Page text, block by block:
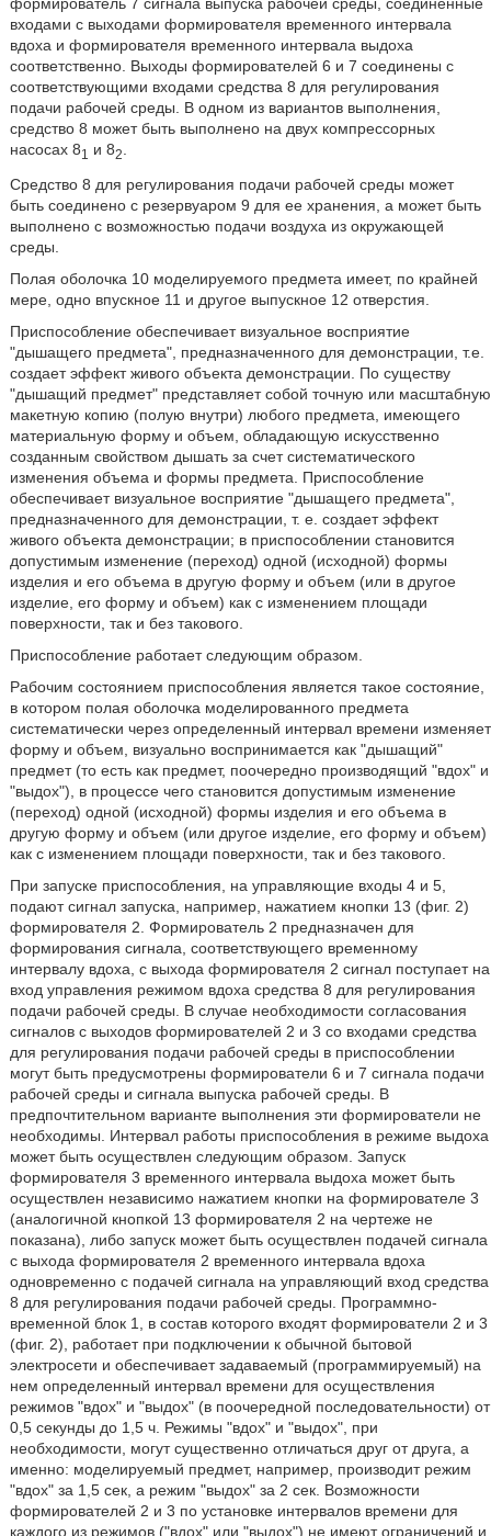
входами с выходами формирователя временного интервала
вдоха и формирователя временного интервала выдоха
соответственно. Выходы формирователей 6 и 7 соединены с
соответствующими входами средства 8 для регулирования
подачи рабочей среды. В одном из вариантов выполнения,
средство 8 может быть выполнено на двух компрессорных
насосах 81 и 82
Средство 8 для регулирования подачи рабочей среды может
быть соединено с резервуаром 9 для ее хранения, а может быть
выполнено с возможностью подачи воздуха из окружающей
среды.
Полая оболочка 10 моделируемого предмета имеет, по крайней
мере, одно впускное 11 и другое выпускное 12 отверстия.
Приспособление обеспечивает визуальное восприятие
"дышащего предмета", предназначенного для демонстрации, т.е.
создает эффект живого объекта демонстрации. По существу
"дышащий предмет" представляет собой точную или масштабную
макетную копию (полую внутри) любого предмета, имеющего
материальную форму и объем, обладающую искусственно
созданным свойством дышать за счет систематического
изменения объема и формы предмета. Приспособление
обеспечивает визуальное восприятие "дышащего предмета",
предназначенного для демонстрации, т. е. создает эффект
живого объекта демонстрации; в приспособлении становится
допустимым изменение (переход) одной (исходной) формы
изделия и его объема в другую форму и объем (или в другое
изделие, его форму и объем) как с изменением площади
поверхности, так и без такового.
Приспособление работает следующим образом.
Рабочим состоянием приспособления является такое состояние,
в котором полая оболочка моделированного предмета
систематически через определенный интервал времени изменяет
форму и объем, визуально воспринимается как "дышащий"
предмет (то есть как предмет, поочередно производящий "вдох" и
"выдох"), в процессе чего становится допустимым изменение
(переход) одной (исходной) формы изделия и его объема в
другую форму и объем (или другое изделие, его форму и объем)
как с изменением площади поверхности, так и без такового.
При запуске приспособления, на управляющие входы 4 и 5,
подают сигнал запуска, например, нажатием кнопки 13 (фиг. 2)
формирователя 2. Формирователь 2 предназначен для
формирования сигнала, соответствующего временному
интервалу вдоха, с выхода формирователя 2 сигнал поступает на
вход управления режимом вдоха средства 8 для регулирования
подачи рабочей среды. В случае необходимости согласования
сигналов с выходов формирователей 2 и 3 со входами средства
для регулирования подачи рабочей среды в приспособлении
могут быть предусмотрены формирователи 6 и 7 сигнала подачи
рабочей среды и сигнала выпуска рабочей среды. В
предпочтительном варианте выполнения эти формирователи не
необходимы. Интервал работы приспособления в режиме выдоха
может быть осуществлен следующим образом. Запуск
формирователя 3 временного интервала выдоха может быть
осуществлен независимо нажатием кнопки на формирователе 3
(аналогичной кнопкой 13 формирователя 2 на чертеже не
показана), либо запуск может быть осуществлен подачей сигнала
с выхода формирователя 2 временного интервала вдоха
одновременно с подачей сигнала на управляющий вход средства
8 для регулирования подачи рабочей среды. Программно-
временной блок 1, в состав которого входят формирователи 2 и 3
(фиг. 2), работает при подключении к обычной бытовой
электросети и обеспечивает задаваемый (программируемый) на
нем определенный интервал времени для осуществления
режимов "вдох" и "выдох" (в поочередной последовательности) от
0,5 секунды до 1,5 ч. Режимы "вдох" и "выдох", при
необходимости, могут существенно отличаться друг от друга, а
именно: моделируемый предмет, например, производит режим
"вдох" за 1,5 сек, а режим "выдох" за 2 сек. Возможности
формирователей 2 и 3 по установке интервалов времени для
каждого из режимов ("вдох" или "выдох") не имеют ограничений и